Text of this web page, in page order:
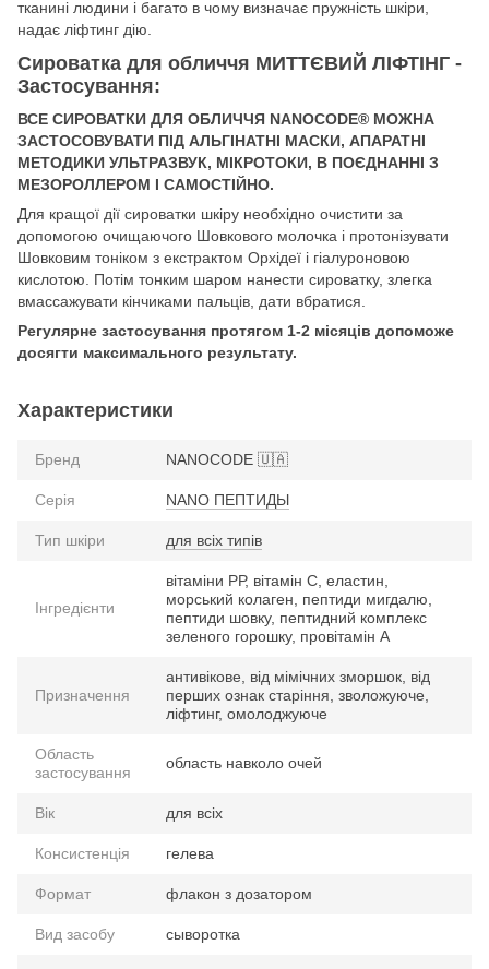
тканині людини і багато в чому визначає пружність шкіри,
надає ліфтинг дію.
Сироватка для обличчя МИТТЄВИЙ ЛІФТІНГ -
Застосування:
ВСЕ СИРОВАТКИ ДЛЯ ОБЛИЧЧЯ NANOCODE® МОЖНА
ЗАСТОСОВУВАТИ ПІД АЛЬГІНАТНІ МАСКИ, АПАРАТНІ
МЕТОДИКИ УЛЬТРАЗВУК, МІКРОТОКИ, В ПОЄДНАННІ З
МЕЗОРОЛЛЕРОМ І САМОСТІЙНО.
Для кращої дії сироватки шкіру необхідно очистити за
допомогою очищаючого Шовкового молочка і протонізувати
Шовковим тоніком з екстрактом Орхідеї і гіалуроновою
кислотою. Потім тонким шаром нанести сироватку, злегка
вмассажувати кінчиками пальців, дати вбратися.
Регулярне застосування протягом 1-2 місяців допоможе
досягти максимального результату.
Характеристики
Бренд NANOCODE 🇺🇦
Серія NANO ПЕПТИДЫ
Тип шкіри для всіх типів
Інгредієнти
вітаміни РР, вітамін С, еластин,
морський колаген, пептиди мигдалю,
пептиди шовку, пептидний комплекс
зеленого горошку, провітамін А
Призначення
антивікове, від мімічних зморшок, від
перших ознак старіння, зволожуюче,
ліфтинг, омолоджуюче
Область
застосування
область навколо очей
Вік для всіх
Консистенція гелева
Формат флакон з дозатором
Вид засобу сыворотка